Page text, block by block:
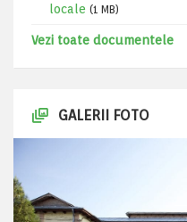
locale (1 MB)
Vezi toate documentele
GALERII FOTO